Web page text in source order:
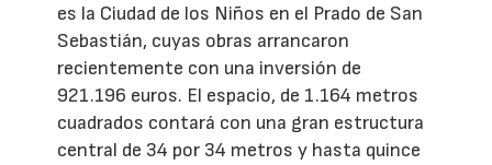
es la Ciudad de los Niños en el Prado de San
Sebastián, cuyas obras arrancaron
recientemente con una inversión de
921.196 euros. El espacio, de 1.164 metros
cuadrados contará con una gran estructura
central de 34 por 34 metros y hasta quince